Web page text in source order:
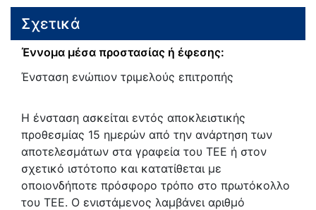
Σχετικά
Έννομα μέσα προστασίας ή έφεσης:
Ένσταση ενώπιον τριμελούς επιτροπής
Η ένσταση ασκείται εντός αποκλειστικής
προθεσμίας 15 ημερών από την ανάρτηση των
αποτελεσμάτων στα γραφεία του TEE ή στον
σχετικό ιστότοπο και κατατίθεται με
οποιονδήποτε πρόσφορο τρόπο στο πρωτόκολλο
του TEE. Ο ενιστάμενος λαμβάνει αριθμό